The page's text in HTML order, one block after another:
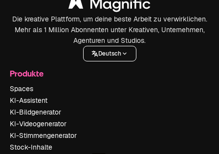
Die kreative Plattform, um deine beste Arbeit zu verwirklichen.
Mehr als 1 Million Abonnenten unter Kreativen, Unternehmen,
Agenturen und Studios.
Deutsch
Produkte
Spaces
KI-Assistent
KI-Bildgenerator
KI-Videogenerator
KI-Stimmengenerator
Stock-Inhalte